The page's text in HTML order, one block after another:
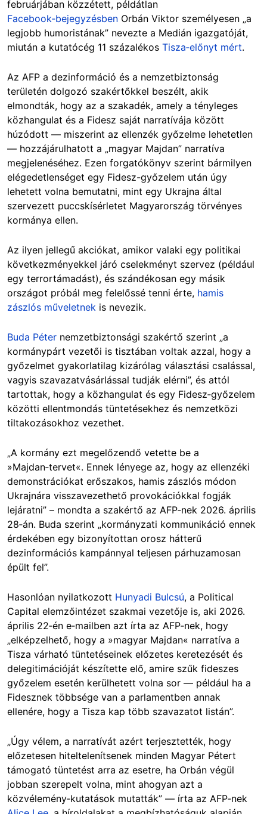
februárjában közzétett, példátlan
Facebook‑bejegyzésben Orbán Viktor személyesen „a
legjobb humoristának” nevezte a Medián igazgatóját,
miután a kutatócég 11 százalékos Tisza‑előnyt mért.
Az AFP a dezinformáció és a nemzetbiztonság
területén dolgozó szakértőkkel beszélt, akik
elmondták, hogy az a szakadék, amely a tényleges
közhangulat és a Fidesz saját narratívája között
húzódott — miszerint az ellenzék győzelme lehetetlen
— hozzájárulhatott a „magyar Majdan” narratíva
megjelenéséhez. Ezen forgatókönyv szerint bármilyen
elégedetlenséget egy Fidesz-győzelem után úgy
lehetett volna bemutatni, mint egy Ukrajna által
szervezett puccskísérletet Magyarország törvényes
kormánya ellen.
Az ilyen jellegű akciókat, amikor valaki egy politikai
következményekkel járó cselekményt szervez (például
egy terrortámadást), és szándékosan egy másik
országot próbál meg felelőssé tenni érte, hamis
zászlós műveletnek is nevezik.
Buda Péter nemzetbiztonsági szakértő szerint „a
kormánypárt vezetői is tisztában voltak azzal, hogy a
győzelmet gyakorlatilag kizárólag választási csalással,
vagyis szavazatvásárlással tudják elérni”, és attól
tartottak, hogy a közhangulat és egy Fidesz‑győzelem
közötti ellentmondás tüntetésekhez és nemzetközi
tiltakozásokhoz vezethet.
„A kormány ezt megelőzendő vetette be a
»Majdan‑tervet«. Ennek lényege az, hogy az ellenzéki
demonstrációkat erőszakos, hamis zászlós módon
Ukrajnára visszavezethető provokációkkal fogják
lejáratni” – mondta a szakértő az AFP‑nek 2026. április
28‑án. Buda szerint „kormányzati kommunikáció ennek
érdekében egy bizonyítottan orosz hátterű
dezinformációs kampánnyal teljesen párhuzamosan
épült fel”.
Hasonlóan nyilatkozott Hunyadi Bulcsú, a Political
Capital elemzőintézet szakmai vezetője is, aki 2026.
április 22‑én e‑mailben azt írta az AFP‑nek, hogy
„elképzelhető, hogy a »magyar Majdan« narratíva a
Tisza várható tüntetéseinek előzetes keretezését és
delegitimációját készítette elő, amire szűk fideszes
győzelem esetén kerülhetett volna sor — például ha a
Fidesznek többsége van a parlamentben annak
ellenére, hogy a Tisza kap több szavazatot listán”.
„Úgy vélem, a narratívát azért terjesztették, hogy
előzetesen hiteltelenítsenek minden Magyar Pétert
támogató tüntetést arra az esetre, ha Orbán végül
jobban szerepelt volna, mint ahogyan azt a
közvélemény‑kutatások mutatták” — írta az AFP‑nek